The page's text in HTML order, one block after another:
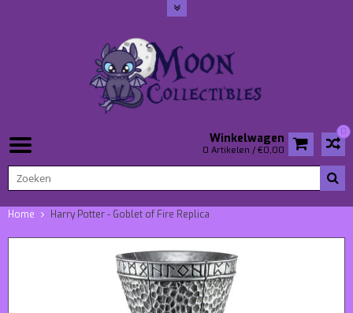
0
Winkelwagen
0 Artikelen / €0,00
Home Harry Potter - Goblet of Fire Replica